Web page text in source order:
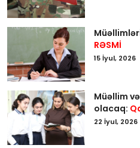
RƏSMİ
15 İyul, 2026
Müəllim
olacaq:
22 İyul, 2026